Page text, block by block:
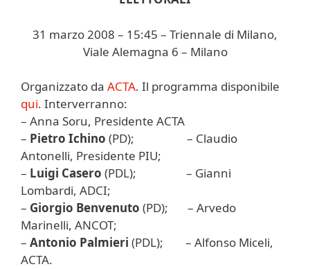
31 marzo 2008 – 15:45 – Triennale di Milano,
Viale Alemagna 6 – Milano
Organizzato da ACTA. Il programma disponibile
qui. Interverranno:
– Anna Soru, Presidente ACTA
– Pietro Ichino (PD); – Claudio
Antonelli, Presidente PIU;
– Luigi Casero (PDL); – Gianni
Lombardi, ADCI;
– Giorgio Benvenuto (PD); – Arvedo
Marinelli, ANCOT;
– Antonio Palmieri (PDL); – Alfonso Miceli,
ACTA.